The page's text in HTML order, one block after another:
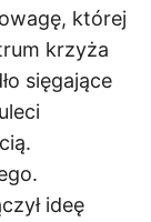
której
krzyża
sięgające
ideę